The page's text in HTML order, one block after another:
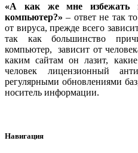
«А как же мне избежать
компьютер?» – ответ не так
от вируса, прежде всего
так как большинство
компьютер, зависит от
каким сайтам он лазит,
человек лицензионный
регулярными обновлениями
носитель информации.
Навигация